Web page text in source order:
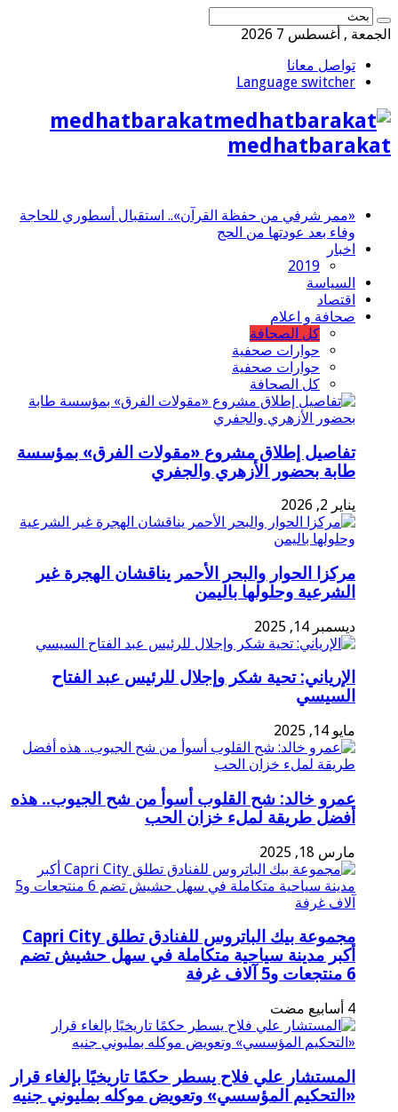
الجمعة , أغسطس 7 2026
تواصل معانا
Language switcher
medhatbarakat
medhatbarakat
«ممر شرفي من حفظة القرآن».. استقبال أسطوري للحاجة
وفاء بعد عودتها من الحج
اخبار
2019
السياسة
اقتصاد
صحافة و اعلام
كل الصحافة
حوارات صحفية
حوارات صحفية
كل الصحافة
تفاصيل إطلاق مشروع «مقولات الفرق» بمؤسسة
طابة بحضور الأزهري والجفري
يناير 2, 2026
مركزا الحوار والبحر الأحمر يناقشان الهجرة غير
الشرعية وحلولها باليمن
ديسمبر 14, 2025
الإرياني: تحية شكر وإجلال للرئيس عبد الفتاح
السيسي
مايو 14, 2025
عمرو خالد: شح القلوب أسوأ من شح الجيوب.. هذه
أفضل طريقة لملء خزان الحب
مارس 18, 2025
مجموعة بيك الباتروس للفنادق تطلق Capri City
أكبر مدينة سياحية متكاملة في سهل حشيش تضم
6 منتجعات و5 آلاف غرفة
المستشار علي فلاح يسطر حكمًا تاريخيًا بإلغاء قرار
«التحكيم المؤسسي» وتعويض موكله بمليوني جنيه